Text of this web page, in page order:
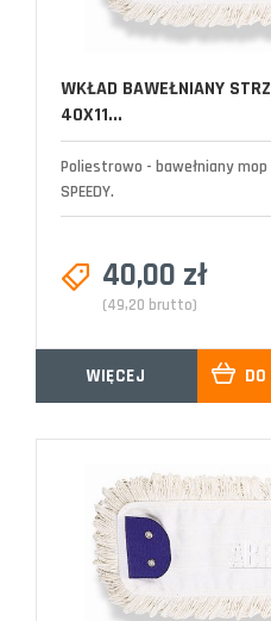
WKŁAD BAWEŁNIANY
40X11...
Poliestrowo - bawełniany
SPEEDY.
40,00 zł
(49,20 brutto)
WIĘCEJ